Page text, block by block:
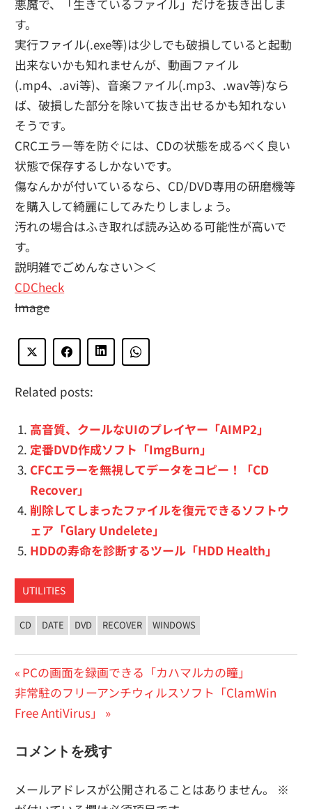
悪魔で、「生きているファイル」だけを抜き出しま
す。
実行ファイル(.exe等)は少しでも破損していると起動
出来ないかも知れませんが、動画ファイル
(.mp4、.avi等)、音楽ファイル(.mp3、.wav等)なら
ば、破損した部分を除いて抜き出せるかも知れない
そうです。
CRCエラー等を防ぐには、CDの状態を成るべく良い
状態で保存するしかないです。
傷なんかが付いているなら、CD/DVD専用の研磨機等
を購入して綺麗にしてみたりしましょう。
汚れの場合はふき取れば読み込める可能性が高いで
す。
説明雑でごめんなさい＞＜
CDCheck
Image
Related posts:
高音質、クールなUIのプレイヤー「AIMP2」
定番DVD作成ソフト「ImgBurn」
CFCエラーを無視してデータをコピー！「CD
Recover」
削除してしまったファイルを復元できるソフトウ
ェア「Glary Undelete」
HDDの寿命を診断するツール「HDD Health」
UTILITIES
CD DATE DVD RECOVER WINDOWS
投
稿
ビ
ゲ
前
の
投
PCの画面を録画できる「カハマルカの瞳」
次
の
稿:
非常駐のフリーアンチウィルスソフト「ClamWin
Free AntiVirus」
コメントを残す
メールアドレスが公開されることはありません。
※